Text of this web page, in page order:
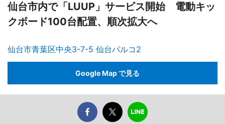
仙台市内で「LUUP」サービス開始 電動キッ
クボード100台配置、順次拡大へ
仙台市青葉区中央3-7-5 仙台パルコ2
Google Map で見る